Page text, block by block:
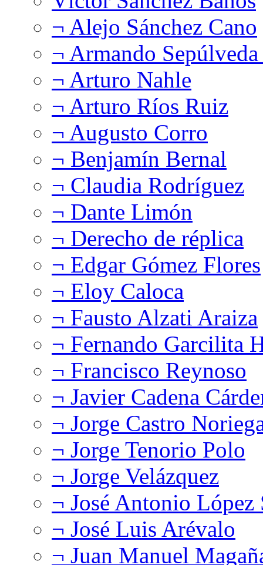
¬ Alejo Sánchez Cano
¬ Armando
¬ Arturo Nahle
¬ Arturo Ríos Ruiz
¬ Augusto Corro
¬ Benjamín Bernal
¬ Claudia Rodríguez
¬ Dante Limón
¬ Derecho de réplica
¬ Edgar Gómez Flores
¬ Eloy Caloca
¬ Fausto Alzati Araiza
¬ Fernando Garcilita
¬ Francisco Reynoso
¬ Javier Cadena
¬ Jorge Castro
¬ Jorge Tenorio Polo
¬ Jorge Velázquez
¬ José Antonio López
¬ José Luis Arévalo
¬ Juan Manuel